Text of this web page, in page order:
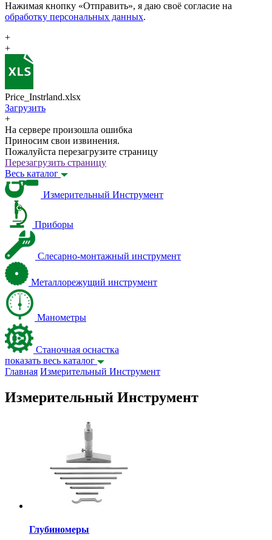
Нажимая кнопку «Отправить», я даю своё согласие на
обработку персональных данных.
+
+
Price_Instrland.xlsx
Загрузить
+
На сервере произошла ошибка
Приносим свои извинения.
Пожалуйста перезагрузите страницу
Перезагрузить страницу
Весь каталог
Измерительный Инструмент
Приборы
Слесарно-монтажный инструмент
Металлорежущий инструмент
Манометры
Станочная оснастка
показать весь каталог
Главная Измерительный Инструмент
Измерительный Инструмент
Глубиномеры